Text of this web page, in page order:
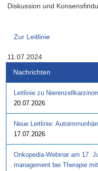
Diskussion und
Zur Leitlinie
11.07.2024
Nachrichten
Leitlinie zu
20.07.2026
Neue Leitlinie:
17.07.2026
Onkopedia-Webinar am 17.
management bei Therapie